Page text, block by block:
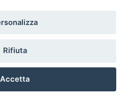
Rifiuta
Accetta